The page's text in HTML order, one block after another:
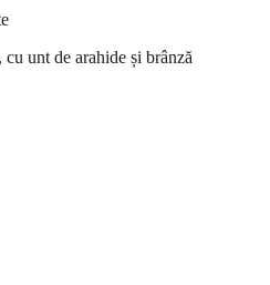
unt de arahide și brânză